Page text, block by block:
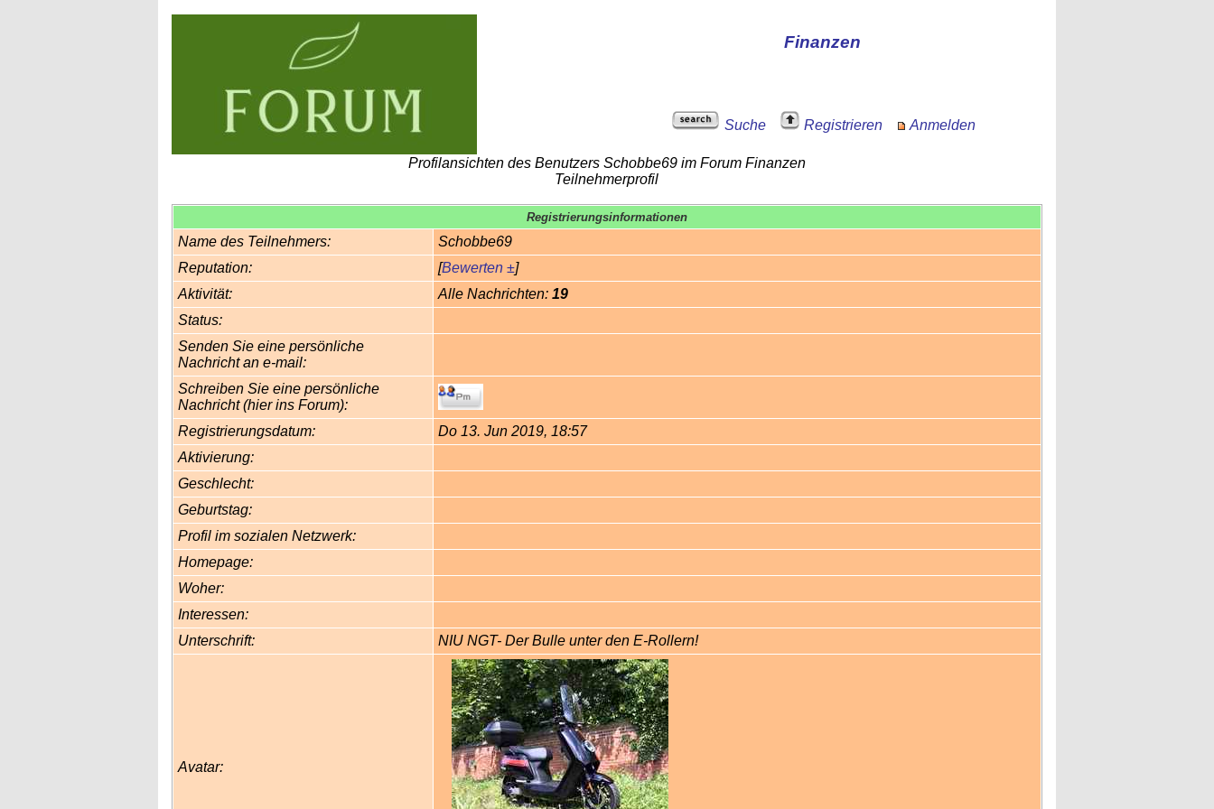
Finanzen
Suche Registrieren Anmelden
Profilansichten des Benutzers Schobbe69 im Forum Finanzen
Teilnehmerprofil
Registrierungsinformationen
Name des Teilnehmers:
Schobbe69
Reputation:
[Bewerten ±]
Aktivität:
Alle Nachrichten: 19
Status:
Senden Sie eine persönliche
Nachricht an e-mail:
Schreiben Sie eine persönliche
Nachricht (hier ins Forum):
Registrierungsdatum:
Do 13. Jun 2019, 18:57
Aktivierung:
Geschlecht:
Geburtstag:
Profil im sozialen Netzwerk:
Homepage:
Woher:
Interessen:
Unterschrift:
NIU NGT- Der Bulle unter den E-Rollern!
Avatar: